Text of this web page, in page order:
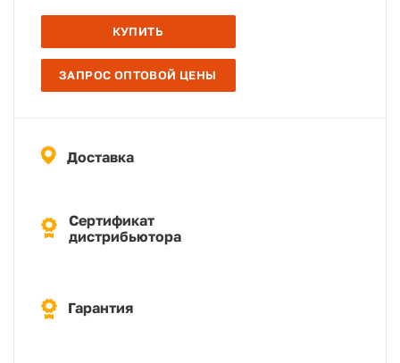
КУПИТЬ
ЗАПРОС ОПТОВОЙ ЦЕНЫ
Доставка
Сертификат
дистрибьютора
Гарантия